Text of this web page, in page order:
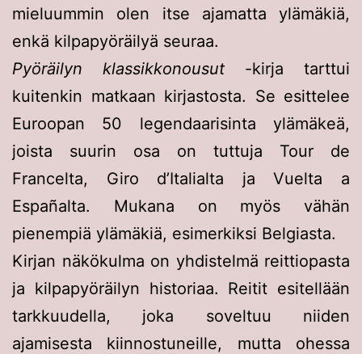
mieluummin olen itse ajamatta ylämäkiä,
enkä kilpapyöräilyä seuraa.
Pyöräilyn klassikkonousut -kirja tarttui
kuitenkin matkaan kirjastosta. Se esittelee
Euroopan 50 legendaarisinta ylämäkeä,
joista suurin osa on tuttuja Tour de
Francelta, Giro d’Italialta ja Vuelta a
Españalta. Mukana on myös vähän
pienempiä ylämäkiä, esimerkiksi Belgiasta.
Kirjan näkökulma on yhdistelmä reittiopasta
ja kilpapyöräilyn historiaa. Reitit esitellään
tarkkuudella, joka soveltuu niiden
ajamisesta kiinnostuneille, mutta ohessa